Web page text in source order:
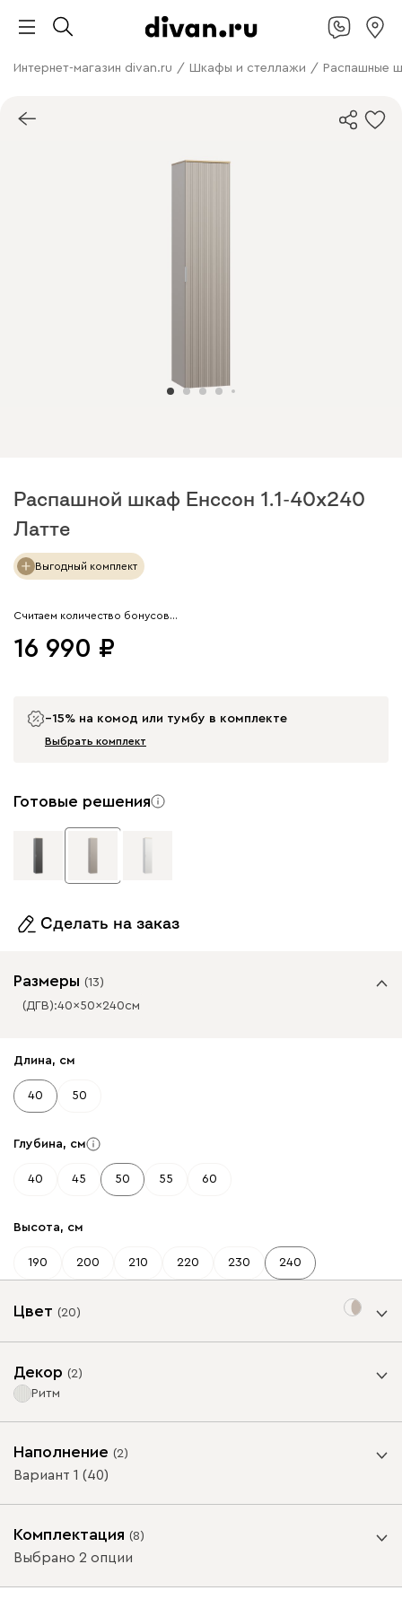
Интернет-магазин divan.ru / Шкафы и стеллажи / Распашные
Распашной шкаф Енссон 1.1-40x240
Латте
Выгодный комплект
Считаем количество бонусов…
16 990
−15% на комод или тумбу в комплекте
Выбрать комплект
Готовые решения
Сделать на заказ
Размеры (13)
(ДГВ):40 ✕ 50 ✕ 240см
Длина, см
40 50
Глубина, см
40 45 50 55 60
Высота, см
190 200 210 220 230 240
Цвет (20)
Аквамарин Графит
Цвет корпуса 2
Декор (2)
Ритм
Цвет декора соответствует цвету фасада
Наполнение (2)
Вариант 1 (40)
ВАЖНО! При глубине шкафа-купе менее 60 см /
распашного шкафа менее 50 см, устанавливается
Комплектация (8)
Выбрано 2 опции